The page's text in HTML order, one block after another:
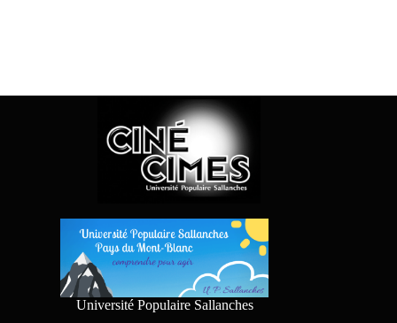
Université Populaire Sallanches